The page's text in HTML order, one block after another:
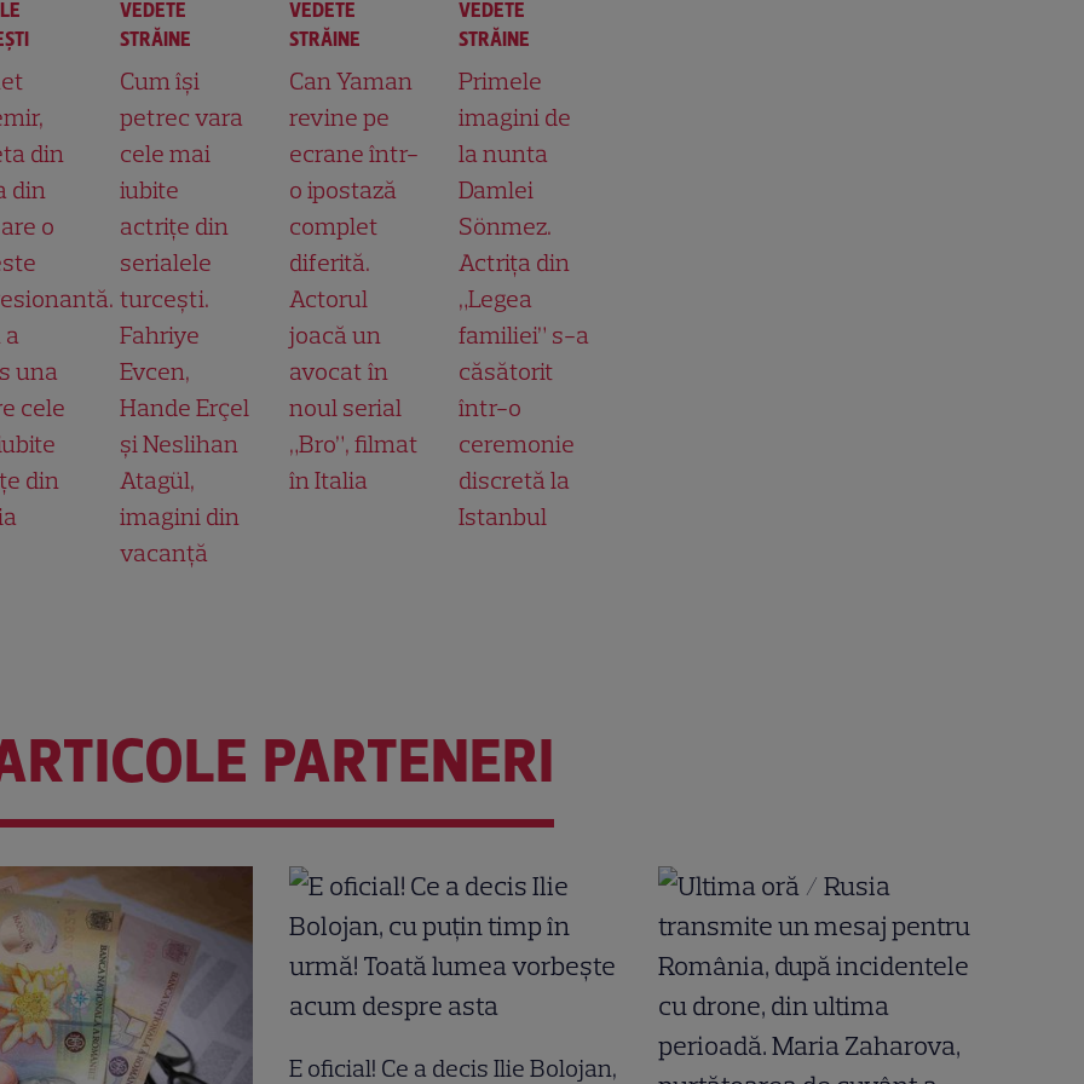
din
din
o
a
una
cele
din
VEDETE
STRĂINE
Cum își
petrec vara
cele mai
iubite
actrițe din
serialele
turcești.
Fahriye
Evcen,
Hande Erçel
și Neslihan
Atagül,
imagini din
vacanță
VEDETE
STRĂINE
Can Yaman
revine pe
ecrane într-
o ipostază
complet
diferită.
Actorul
joacă un
avocat în
noul serial
„Bro”, filmat
în Italia
VEDETE
STRĂINE
Primele
imagini de
la nunta
Damlei
Sönmez.
Actrița din
„Legea
familiei” s-a
căsătorit
într-o
ceremonie
discretă la
Istanbul
PARTENERI
E oficial! Ce a decis Ilie Bolojan,